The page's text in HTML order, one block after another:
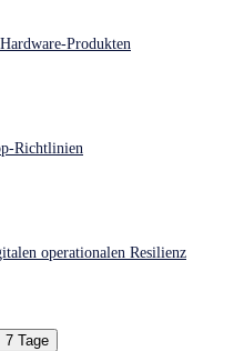
Sofort-Hilfe an
Produkten
Richtlinien
operationalen Resilienz
Datenspeicher-
Central Firewall Reporting
Cloud Kapazitäten hinzufügen.
auf bis zu 365 Tage.
7 Tage